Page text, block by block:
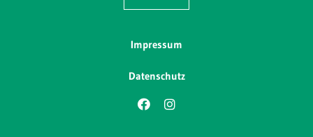
Impressum
Datenschutz